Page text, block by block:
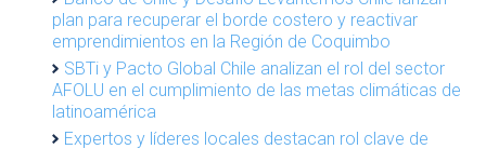
plan para recuperar el borde costero y reactivar
emprendimientos en la Región de Coquimbo
SBTi y Pacto Global Chile analizan el rol del sector
AFOLU en el cumplimiento de las metas climáticas de
latinoamérica
Expertos y líderes locales destacan rol clave de